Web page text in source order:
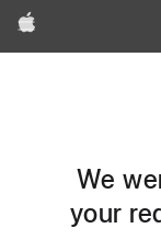
Apple
We
your